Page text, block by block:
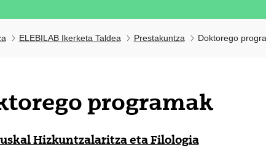
ELEBILAB Ikerketa Taldea Prestakuntza Doktorego
programak
Hizkuntzalaritza eta Filologia